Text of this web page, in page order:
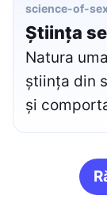
science-of-
Știința
Natura
știința din
și